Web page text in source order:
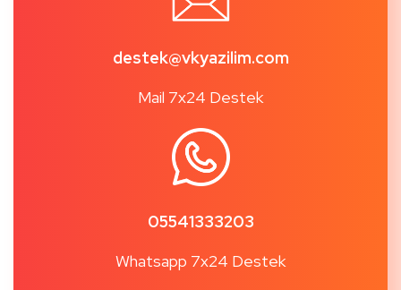
destek@vkyazilim.com
Mail 7x24 Destek
05541333203
Whatsapp 7x24 Destek